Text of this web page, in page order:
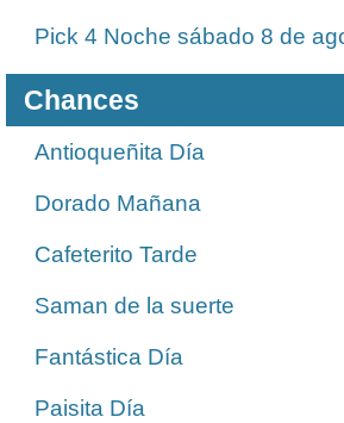
Pick 4 Noche sábado 8 de
Chances
Antioqueñita Día
Dorado Mañana
Cafeterito Tarde
Saman de la suerte
Fantástica Día
Paisita Día